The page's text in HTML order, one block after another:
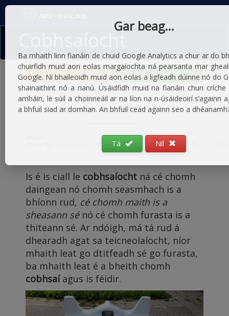
Leagan Deisceartach Ceangail leis an fhoclóir
Dáta foilsithe: An 29úMárta, 2019
https://commons.wikimedia.org/wiki/
Is é is ciall le cobhsaíocht ná cé chomh
daingean nó chomh seasmhach is a
bhíonn rud, cé chomh maith is a
sheasann sé nó cé chomh furasta is a
thiteann sé. Ar ndóigh, má tá rud á
dhearadh agat sa teicneolaíocht, níor
mhaith leat go dtitfeadh sé go furasta,
ba mhaith leat é a bheith chomh
cobhsaíagus is féidir.
Gar beag…
Ba mhaith linn fianáin de chuid Google Analytics a chur ar do
chuirfidh muid aon eolas margaíochta ná pearsanta mar
Google. Ní bhaileoidh muid aon eolas a ligfeadh dúinne nó do
shainaithint nó a rianú. Úsáidfidh muid na fianáin chun críche
amháin, le súil a choinneáil ar na líon na n-úsáideoirí s’againn
a bhfuil siad ar domhan. An bhfuil cead againn seo a
Tá Níl